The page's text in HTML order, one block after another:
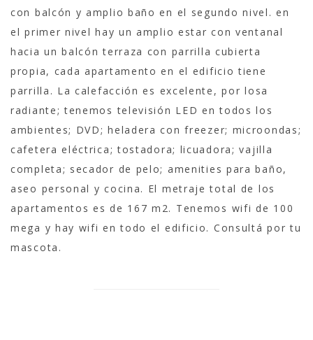
con balcón y amplio baño en el segundo nivel. en
el primer nivel hay un amplio estar con ventanal
hacia un balcón terraza con parrilla cubierta
propia, cada apartamento en el edificio tiene
parrilla. La calefacción es excelente, por losa
radiante; tenemos televisión LED en todos los
ambientes; DVD; heladera con freezer; microondas;
cafetera eléctrica; tostadora; licuadora; vajilla
completa; secador de pelo; amenities para baño,
aseo personal y cocina. El metraje total de los
apartamentos es de 167 m2. Tenemos wifi de 100
mega y hay wifi en todo el edificio. Consultá por tu
mascota.